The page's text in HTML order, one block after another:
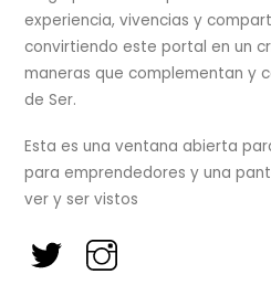
experiencia, vivencias y
convirtiendo este portal en un
maneras que complementan y
de Ser.
Esta es una ventana abierta
para emprendedores y una
ver y ser vistos